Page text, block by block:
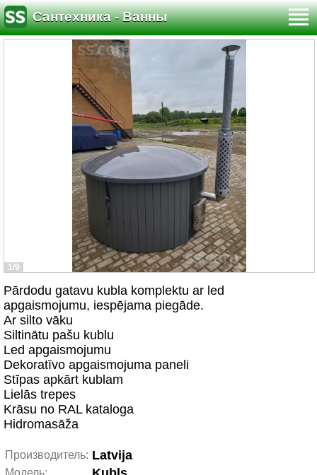
Сантехника - Ванны
1/9
Pārdodu gatavu kubla komplektu ar led
apgaismojumu, iespējama piegāde.
Ar silto vāku
Siltinātu pašu kublu
Led apgaismojumu
Dekoratīvo apgaismojuma paneli
Stīpas apkārt kublam
Lielās trepes
Krāsu no RAL kataloga
Hidromasāža
Производитель: Latvija
Модель: